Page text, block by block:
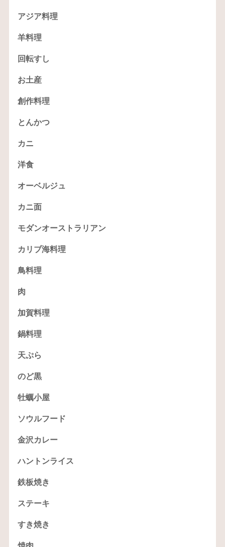
アジア料理
羊料理
回転すし
お土産
創作料理
とんかつ
カニ
洋食
オーベルジュ
カニ面
モダンオーストラリアン
カリブ海料理
鳥料理
肉
加賀料理
鍋料理
天ぷら
のど黒
牡蠣小屋
ソウルフード
金沢カレー
ハントンライス
鉄板焼き
ステーキ
すき焼き